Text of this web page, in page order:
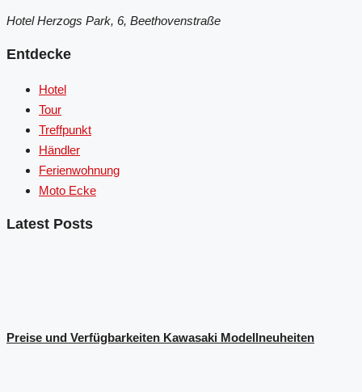
Hotel Herzogs Park, 6, Beethovenstraße
Entdecke
Hotel
Tour
Treffpunkt
Händler
Ferienwohnung
Moto Ecke
Latest Posts
Preise und Verfügbarkeiten Kawasaki Modellneuheiten